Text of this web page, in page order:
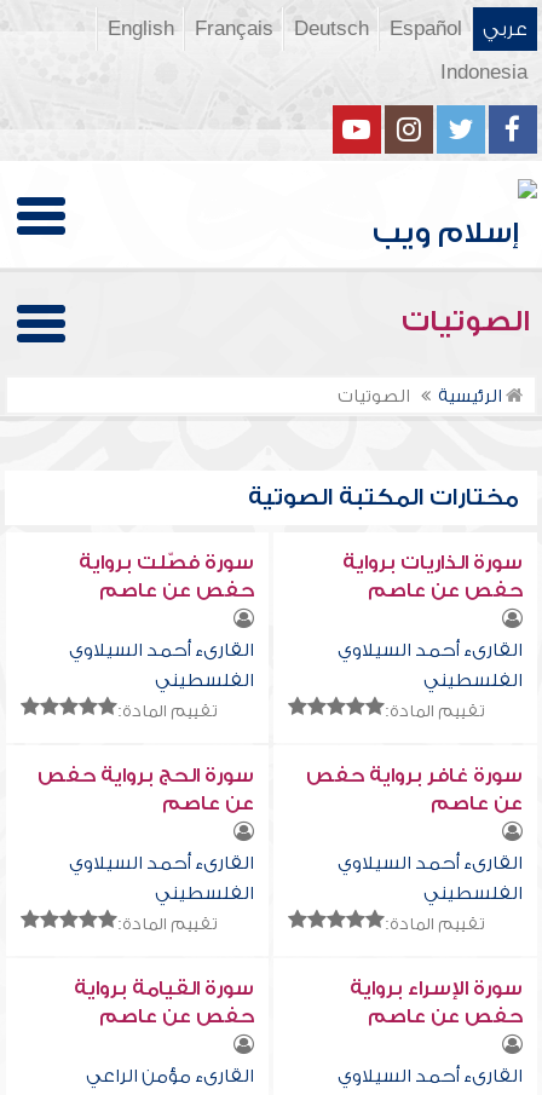
عربي Español
Deutsch
Français
English
Indonesia
الصوتيات
الرئيسية الصوتيات
مختارات المكتبة الصوتية
سورة الذاريات برواية
حفص عن عاصم
القارىء أحمد السيلاوي
الفلسطيني
تقييم المادة:
سورة فصّلت برواية
حفص عن عاصم
القارىء أحمد السيلاوي
الفلسطيني
تقييم المادة:
سورة غافر برواية حفص
عن عاصم
القارىء أحمد السيلاوي
الفلسطيني
تقييم المادة:
سورة الحج برواية حفص
عن عاصم
القارىء أحمد السيلاوي
الفلسطيني
تقييم المادة:
سورة الإسراء برواية
حفص عن عاصم
القارىء أحمد السيلاوي
سورة القيامة برواية
حفص عن عاصم
القارىء مؤمن الراعي